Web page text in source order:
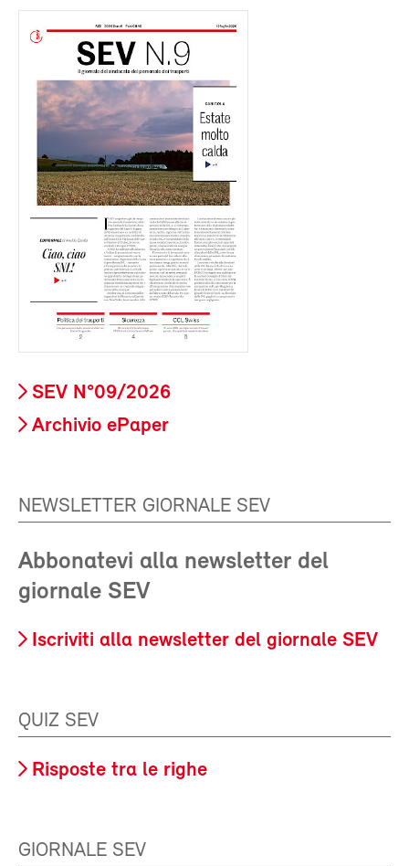
SEV N°09/2026
Archivio ePaper
NEWSLETTER GIORNALE SEV
Abbonatevi alla newsletter del
giornale SEV
Iscriviti alla newsletter del giornale SEV
QUIZ SEV
Risposte tra le righe
GIORNALE SEV